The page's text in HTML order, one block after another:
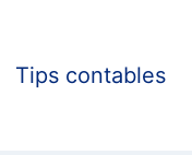
Tips contables